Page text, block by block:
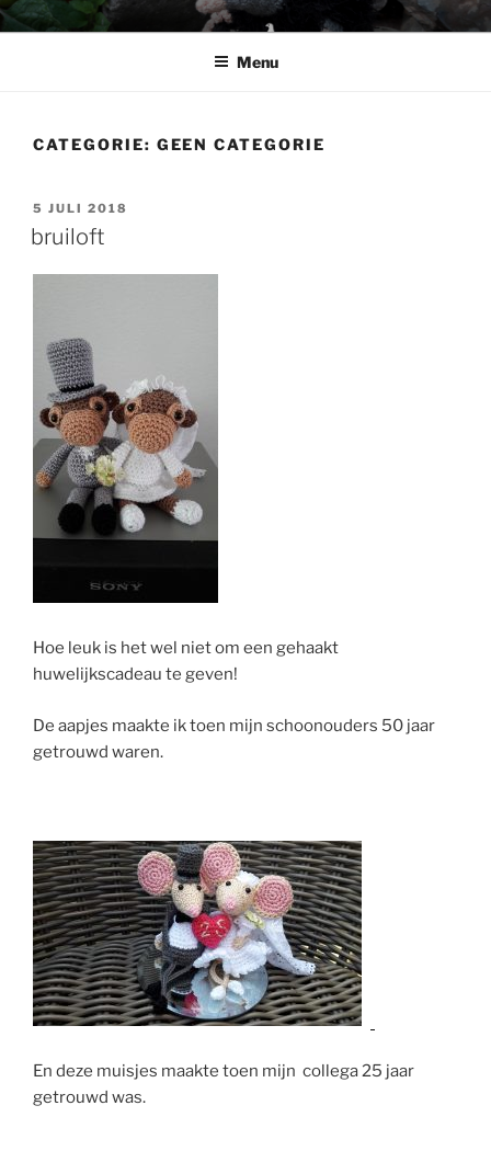
Ga
naarBABSHOP
Barbara's haak en cadeau winkeltje
Menu
CATEGORIE: GEEN CATEGORIE
GEPLAATST
OP
5 JULI 2018
bruiloft
Hoe leuk is het wel niet om een gehaakt
huwelijkscadeau te geven!
De aapjes maakte ik toen mijn schoonouders 50 jaar
getrouwd waren.
En deze muisjes maakte toen mijn collega 25 jaar
getrouwd was.